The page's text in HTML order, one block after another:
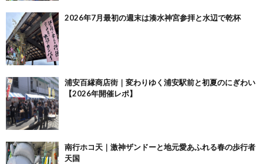
2026年7月最初の週末は湊水神宮参拝と水辺で乾杯
浦安百縁商店街｜変わりゆく浦安駅前と初夏のにぎわい
【2026年開催レポ】
南行ホコ天｜激神ザンドーと地元愛あふれる春の歩行者
天国